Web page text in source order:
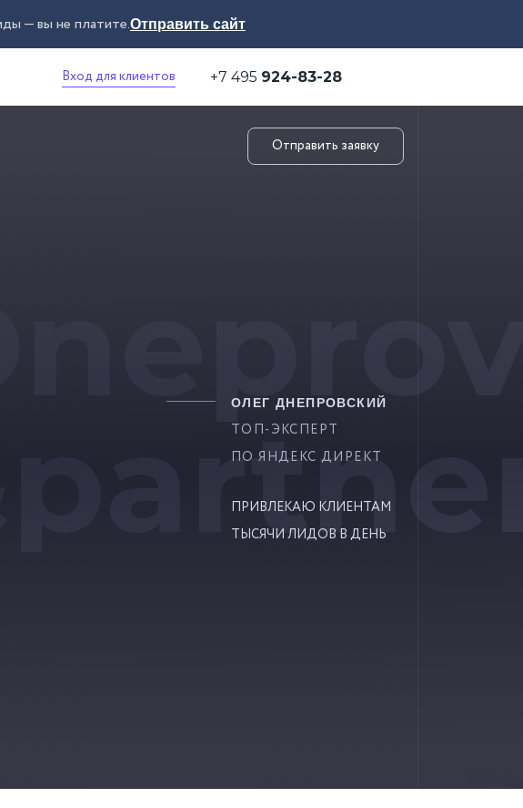
— вы не платите.Отправить сайт
Вход для клиентов +7 495 924-83-28
Отправить заявку
ОЛЕГ ДНЕПРОВСКИЙ
ТОП-ЭКСПЕРТ
ПО ЯНДЕКС ДИРЕКТ
ПРИВЛЕКАЮ КЛИЕНТАМ
ТЫСЯЧИ ЛИДОВ В ДЕНЬ